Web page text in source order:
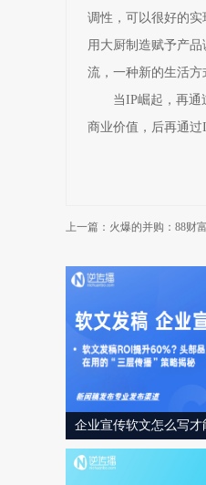
调性，可以很好的
用大厨制造赋予产
流，一种新的生活方
当IP崛起，再通过
商业价值，后再通过
上一篇：火爆的并购：88财